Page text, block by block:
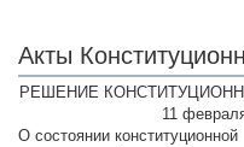
Акты
РЕШЕНИЕ
11
О состоянии конституционной